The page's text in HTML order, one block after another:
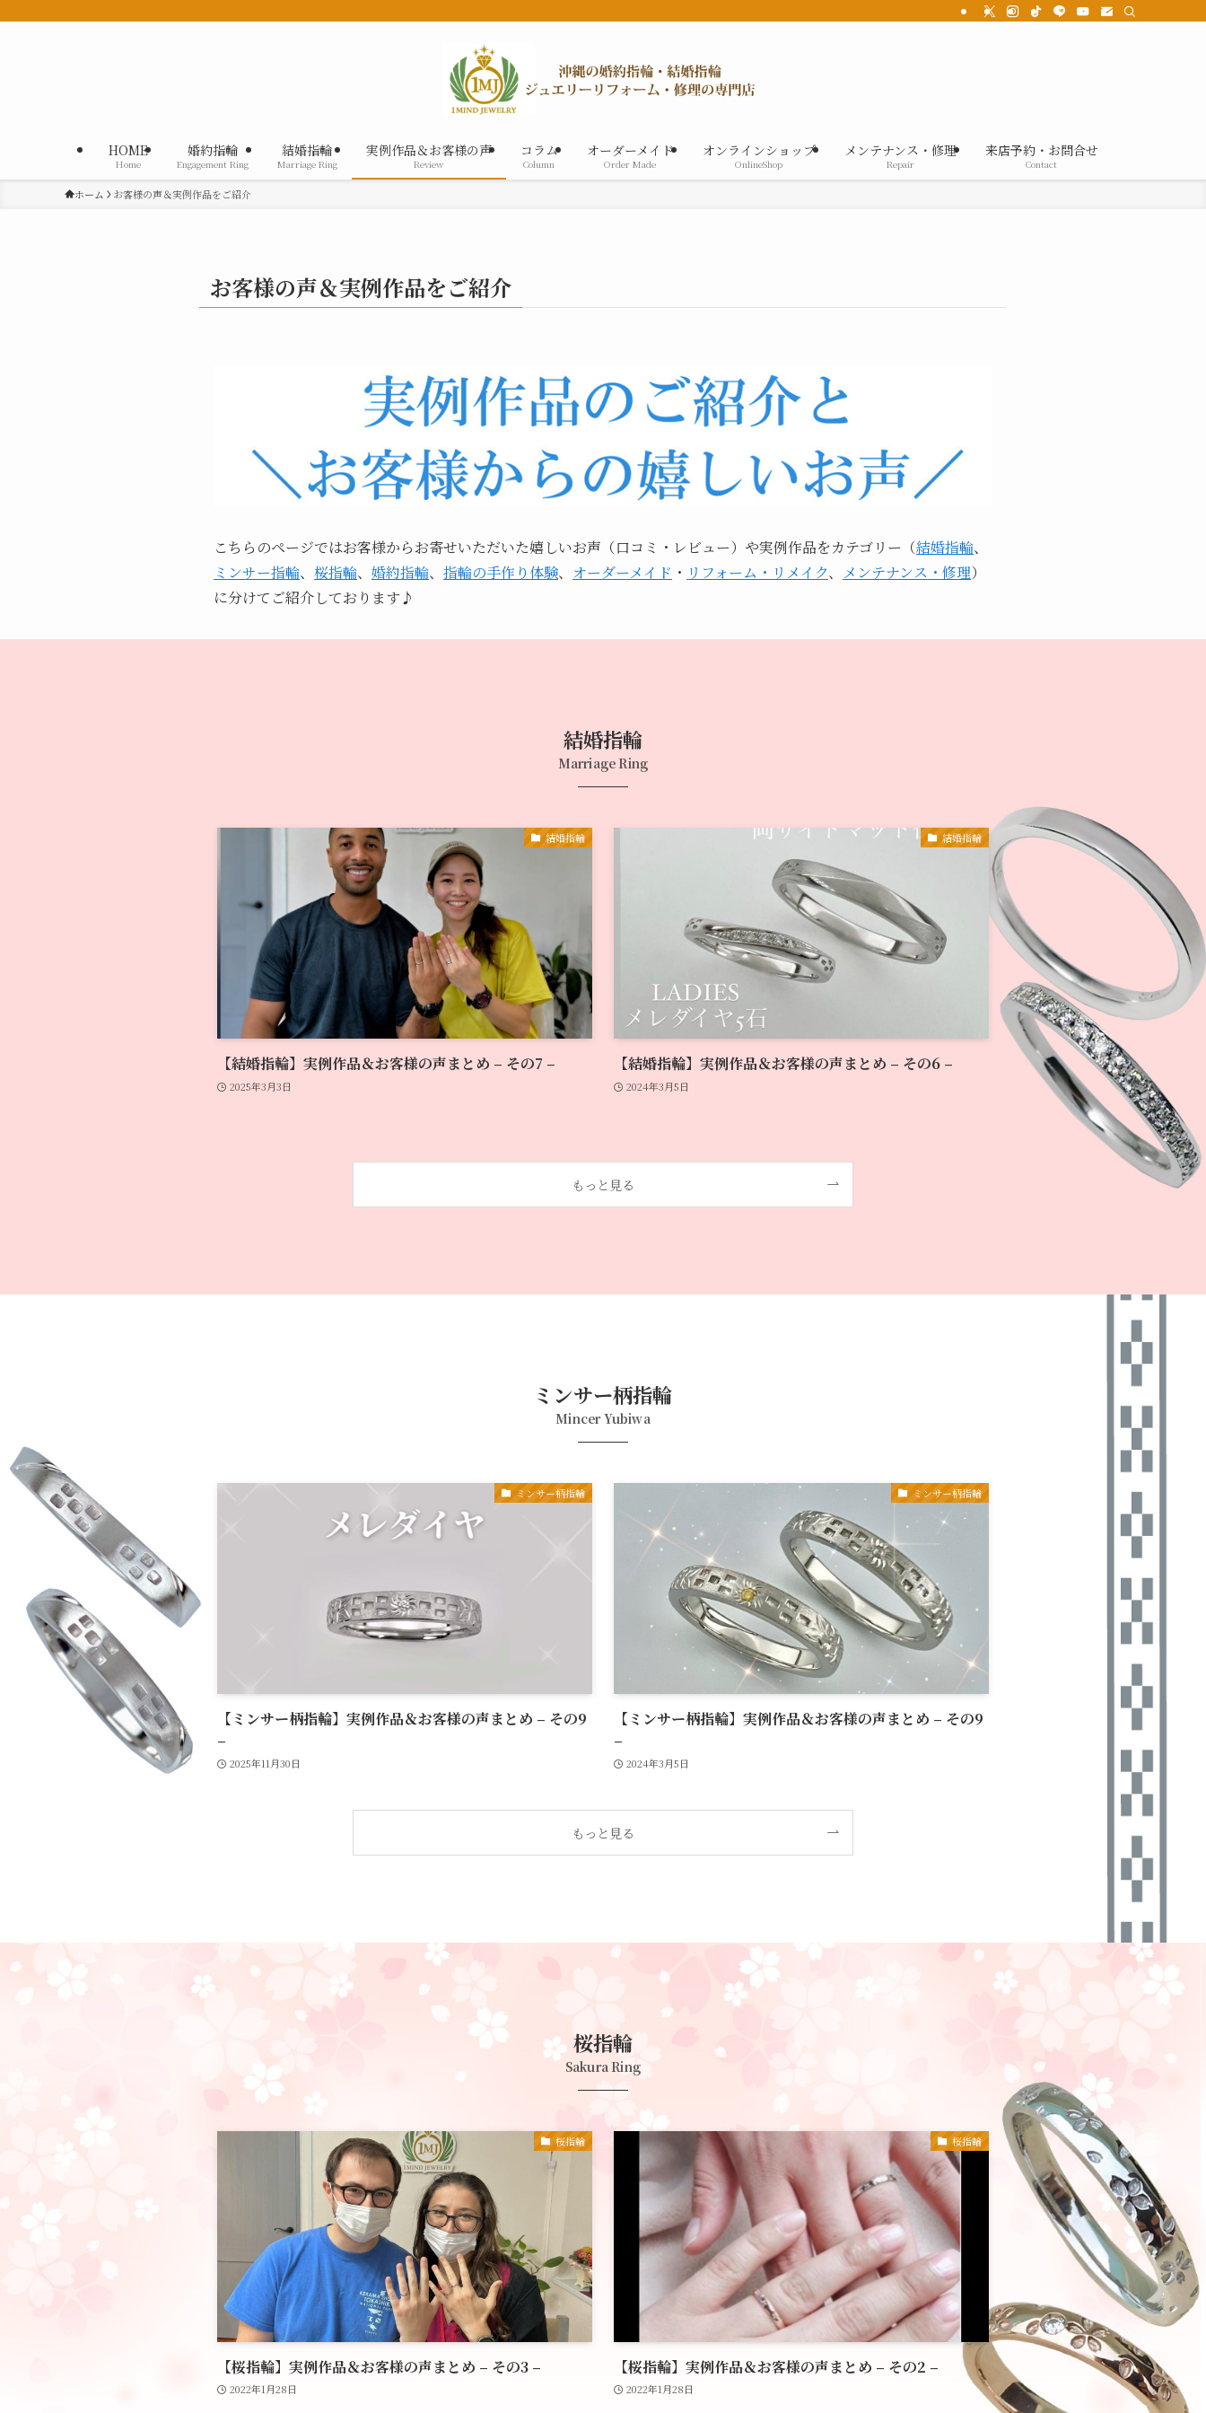
HOME
Home
婚約指輪
Engagement Ring
結婚指輪
Marriage Ring
実例作品＆お客様の声
Review
コラム
Column
オーダーメイド
Order Made
オンラインショップ
OnlineShop
メンテナンス・修理
Repair
来店予約・お問合せ
Contact
ホーム お客様の声＆実例作品をご紹介
お客様の声＆実例作品をご紹介
こちらのページではお客様からお寄せいただいた嬉しいお声（口コミ・レビュー）や実例作品をカテゴリー（結婚指輪、
ミンサー指輪、 桜指輪、 婚約指輪、 指輪の手作り体験、 オーダーメイド ・ リフォーム・リメイク、 メンテナンス・修理）
に分けてご紹介しております♪
結婚指輪
Marriage Ring
結婚指輪
【結婚指輪】実例作品＆お客様の声まとめ – その7 –
2025年3月3日
結婚指輪
【結婚指輪】実例作品＆お客様の声まとめ – その6 –
2024年3月5日
もっと見る
ミンサー柄指輪
Mincer Yubiwa
ミンサー柄指輪
【ミンサー柄指輪】実例作品＆お客様の声まとめ – その9
–
2025年11月30日
ミンサー柄指輪
【ミンサー柄指輪】実例作品＆お客様の声まとめ – その9
–
2024年3月5日
もっと見る
桜指輪
Sakura Ring
桜指輪
【桜指輪】実例作品＆お客様の声まとめ – その3 –
2022年1月28日
桜指輪
【桜指輪】実例作品＆お客様の声まとめ – その2 –
2022年1月28日